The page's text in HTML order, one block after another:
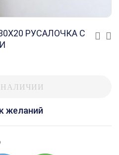
РУСАЛОЧКА С
желаний